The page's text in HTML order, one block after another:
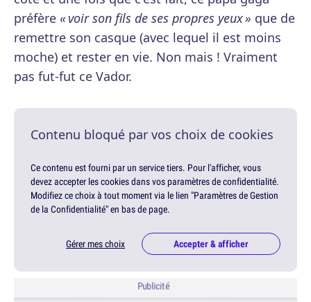
préfère « voir son fils de ses propres yeux » que de
remettre son casque (avec lequel il est moins
moche) et rester en vie. Non mais ! Vraiment
pas fut-fut ce Vador.
Contenu bloqué par vos choix de cookies
Ce contenu est fourni par un service tiers. Pour l'afficher, vous
devez accepter les cookies dans vos paramètres de confidentialité.
Modifiez ce choix à tout moment via le lien "Paramètres de Gestion
de la Confidentialité" en bas de page.
Gérer mes choix Accepter & afficher
Publicité